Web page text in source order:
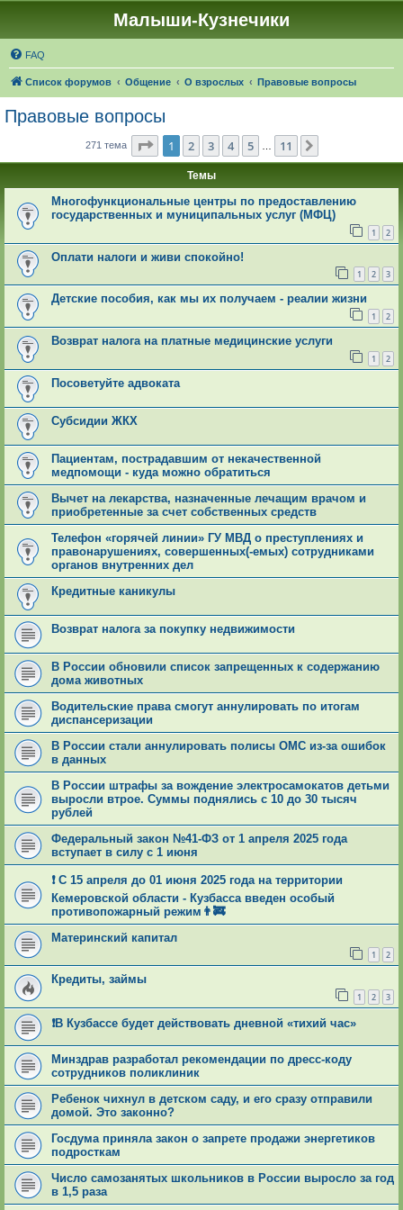
Малыши-Кузнечики
FAQ
Список форумов Общение О взрослых Правовые вопросы
Правовые вопросы
271 тема Страница из 11
1 2 3 4 5 11
Темы
Многофункциональные центры по предоставлению
государственных и муниципальных услуг (МФЦ)
1 2
Оплати налоги и живи спокойно!
1 2 3
Детские пособия, как мы их получаем - реалии жизни
1 2
Возврат налога на платные медицинские услуги
1 2
Посоветуйте адвоката
Субсидии ЖКХ
Пациентам, пострадавшим от некачественной
медпомощи - куда можно обратиться
Вычет на лекарства, назначенные лечащим врачом и
приобретенные за счет собственных средств
Телефон «горячей линии» ГУ МВД о преступлениях и
правонарушениях, совершенных(-емых) сотрудниками
органов внутренних дел
Кредитные каникулы
Возврат налога за покупку недвижимости
В России обновили список запрещенных к содержанию
дома животных
Водительские права смогут аннулировать по итогам
диспансеризации
В России стали аннулировать полисы ОМС из-за ошибок
в данных
В России штрафы за вождение электросамокатов детьми
выросли втрое. Суммы поднялись с 10 до 30 тысяч
рублей
Федеральный закон №41-ФЗ от 1 апреля 2025 года
вступает в силу с 1 июня
❗ С 15 апреля до 01 июня 2025 года на территории
Кемеровской области - Кузбасса введен особый
противопожарный режим👨‍🚒
Материнский капитал
1 2
Кредиты, займы
1 2 3
❗В Кузбассе будет действовать дневной «тихий час»
Минздрав разработал рекомендации по дресс-коду
сотрудников поликлиник
Ребенок чихнул в детском саду, и его сразу отправили
домой. Это законно?
Госдума приняла закон о запрете продажи энергетиков
подросткам
Число самозанятых школьников в России выросло за год
в 1,5 раза